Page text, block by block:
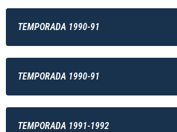
TEMPORADA 1990-91
TEMPORADA 1990-91
TEMPORADA 1991-1992